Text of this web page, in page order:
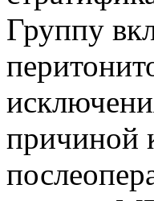
Группу
причиной